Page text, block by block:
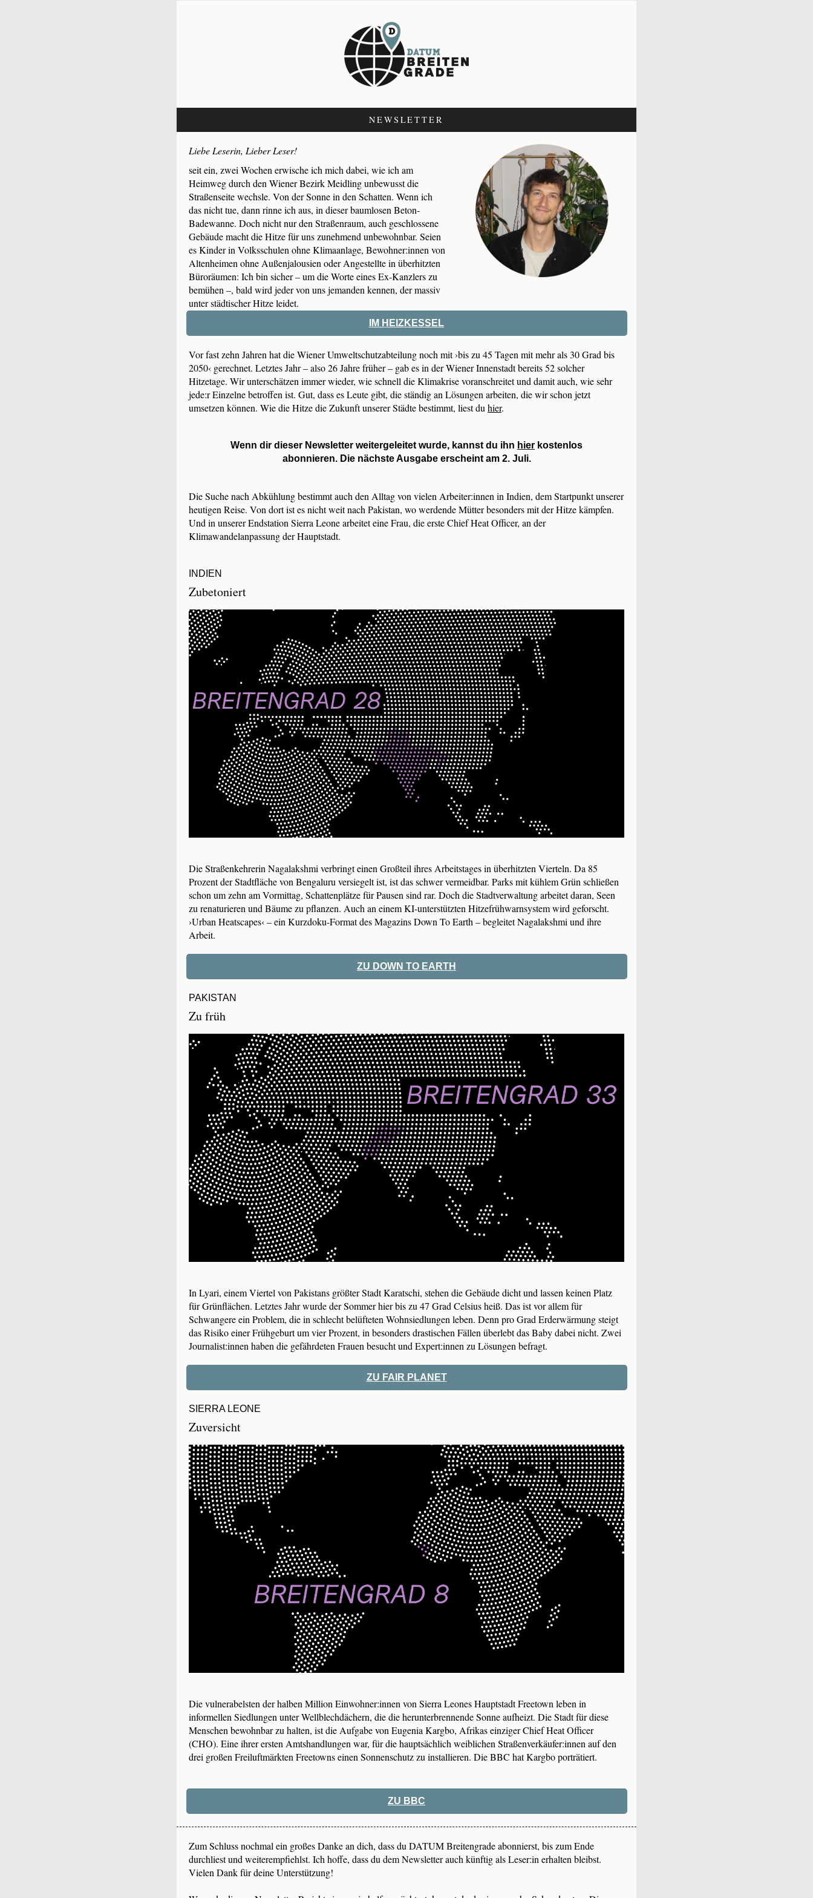
NEWSLETTER
Liebe Leserin, Lieber Leser!
seit ein, zwei Wochen erwische ich mich dabei, wie ich am
Heimweg durch den Wiener Bezirk Meidling unbewusst die
Straßenseite wechsle. Von der Sonne in den Schatten. Wenn ich
das nicht tue, dann rinne ich aus, in dieser baumlosen Beton-
Badewanne. Doch nicht nur den Straßenraum, auch geschlossene
Gebäude macht die Hitze für uns zunehmend unbewohnbar. Seien
es Kinder in Volksschulen ohne Klimaanlage, Bewohner:innen von
Altenheimen ohne Außenjalousien oder Angestellte in überhitzten
Büroräumen: Ich bin sicher – um die Worte eines Ex-Kanzlers zu
bemühen –, bald wird jeder von uns jemanden kennen, der massiv
unter städtischer Hitze leidet.
IM HEIZKESSEL
Vor fast zehn Jahren hat die Wiener Umweltschutzabteilung noch mit ›bis zu 45 Tagen mit mehr als 30 Grad bis
2050‹ gerechnet. Letztes Jahr – also 26 Jahre früher – gab es in der Wiener Innenstadt bereits 52 solcher
Hitzetage. Wir unterschätzen immer wieder, wie schnell die Klimakrise voranschreitet und damit auch, wie sehr
jede:r Einzelne betroffen ist. Gut, dass es Leute gibt, die ständig an Lösungen arbeiten, die wir schon jetzt
umsetzen können. Wie die Hitze die Zukunft unserer Städte bestimmt, liest du hier.
Wenn dir dieser Newsletter weitergeleitet wurde, kannst du ihn hier kostenlos
abonnieren. Die nächste Ausgabe erscheint am 2. Juli.
Die Suche nach Abkühlung bestimmt auch den Alltag von vielen Arbeiter:innen in Indien, dem Startpunkt unserer
heutigen Reise. Von dort ist es nicht weit nach Pakistan, wo werdende Mütter besonders mit der Hitze kämpfen.
Und in unserer Endstation Sierra Leone arbeitet eine Frau, die erste Chief Heat Officer, an der
Klimawandelanpassung der Hauptstadt.
INDIEN
Zubetoniert
Die Straßenkehrerin Nagalakshmi verbringt einen Großteil ihres Arbeitstages in überhitzten Vierteln. Da 85
Prozent der Stadtfläche von Bengaluru versiegelt ist, ist das schwer vermeidbar. Parks mit kühlem Grün schließen
schon um zehn am Vormittag, Schattenplätze für Pausen sind rar. Doch die Stadtverwaltung arbeitet daran, Seen
zu renaturieren und Bäume zu pflanzen. Auch an einem KI-unterstützten Hitzefrühwarnsystem wird geforscht.
›Urban Heatscapes‹ – ein Kurzdoku-Format des Magazins Down To Earth – begleitet Nagalakshmi und ihre
Arbeit.
ZU DOWN TO EARTH
PAKISTAN
Zu früh
In Lyari, einem Viertel von Pakistans größter Stadt Karatschi, stehen die Gebäude dicht und lassen keinen Platz
für Grünflächen. Letztes Jahr wurde der Sommer hier bis zu 47 Grad Celsius heiß. Das ist vor allem für
Schwangere ein Problem, die in schlecht belüfteten Wohnsiedlungen leben. Denn pro Grad Erderwärmung steigt
das Risiko einer Frühgeburt um vier Prozent, in besonders drastischen Fällen überlebt das Baby dabei nicht. Zwei
Journalist:innen haben die gefährdeten Frauen besucht und Expert:innen zu Lösungen befragt.
ZU FAIR PLANET
SIERRA LEONE
Zuversicht
Die vulnerabelsten der halben Million Einwohner:innen von Sierra Leones Hauptstadt Freetown leben in
informellen Siedlungen unter Wellblechdächern, die die herunterbrennende Sonne aufheizt. Die Stadt für diese
Menschen bewohnbar zu halten, ist die Aufgabe von Eugenia Kargbo, Afrikas einziger Chief Heat Officer
(CHO). Eine ihrer ersten Amtshandlungen war, für die hauptsächlich weiblichen Straßenverkäufer:innen auf den
drei großen Freiluftmärkten Freetowns einen Sonnenschutz zu installieren. Die BBC hat Kargbo porträtiert.
ZU BBC
Zum Schluss nochmal ein großes Danke an dich, dass du DATUM Breitengrade abonnierst, bis zum Ende
durchliest und weiterempfiehlst. Ich hoffe, dass du dem Newsletter auch künftig als Leser:in erhalten bleibst.
Vielen Dank für deine Unterstützung!